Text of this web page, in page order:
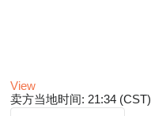
View
卖方当地时间: 21:34 (CST)